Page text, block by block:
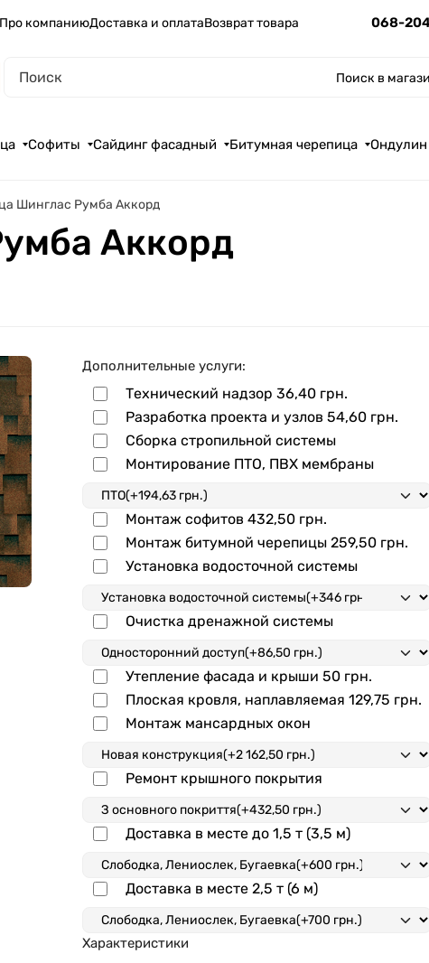
Про компаниюДоставка и оплатаВозврат товара 068-
Поиск в
Софиты Сайдинг фасадный Битумная черепица Ондулин
Шинглас Румба Аккорд
Аккорд
Дополнительные услуги:
Технический надзор36,40 грн.
Разработка проекта и узлов54,60 грн.
Сборка стропильной системы
Монтирование ПТО, ПВХ мембраны
Монтаж софитов432,50 грн.
Монтаж битумной черепицы259,50 грн.
Установка водосточной системы
Очистка дренажной системы
Утепление фасада и крыши50 грн.
Плоская кровля, наплавляемая129,75 грн.
Монтаж мансардных окон
Ремонт крышного покрытия
Доставка в месте до 1,5 т (3,5 м)
Доставка в месте 2,5 т (6 м)
Характеристики